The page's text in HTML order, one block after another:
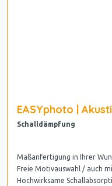
EASYphoto |
Schalldämpfung
Maßanfertigung in Ihrer
Freie Motivauswahl / auch
Hochwirksame